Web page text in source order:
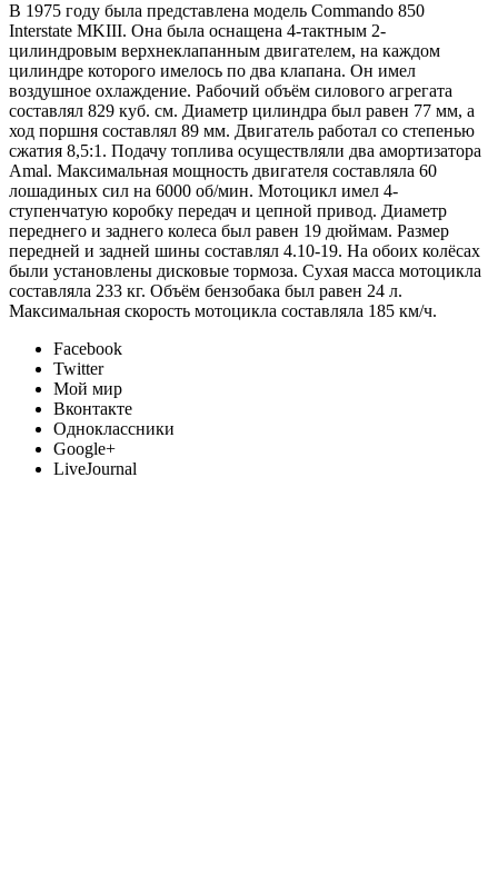
В 1975 году была представлена модель Commando 850
Interstate MKIII. Она была оснащена 4-тактным 2-
цилиндровым верхнеклапанным двигателем, на каждом
цилиндре которого имелось по два клапана. Он имел
воздушное охлаждение. Рабочий объём силового агрегата
составлял 829 куб. см. Диаметр цилиндра был равен 77 мм, а
ход поршня составлял 89 мм. Двигатель работал со степенью
сжатия 8,5:1. Подачу топлива осуществляли два амортизатора
Amal. Максимальная мощность двигателя составляла 60
лошадиных сил на 6000 об/мин. Мотоцикл имел 4-
ступенчатую коробку передач и цепной привод. Диаметр
переднего и заднего колеса был равен 19 дюймам. Размер
передней и задней шины составлял 4.10-19. На обоих колёсах
были установлены дисковые тормоза. Сухая масса мотоцикла
составляла 233 кг. Объём бензобака был равен 24 л.
Максимальная скорость мотоцикла составляла 185 км/ч.
Facebook
Twitter
Мой мир
Вконтакте
Одноклассники
Google+
LiveJournal